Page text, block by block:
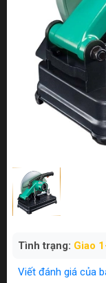
Tình trạng: Giao
Viết đánh giá của